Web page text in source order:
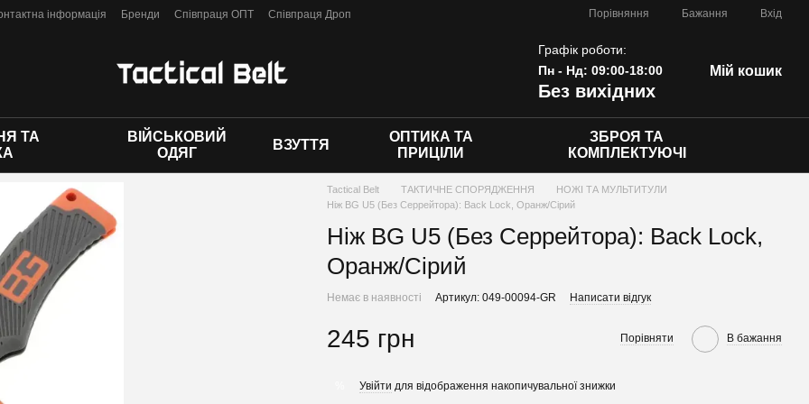
інформація Бренди Співпраця ОПТ
Співпраця Дроп
Порівняння Бажання Вхід
Графік роботи:
Пн - Нд: 09:00-18:00
Без вихідних
Мій кошик
ТА
ВІЙСЬКОВИЙ
ОДЯГ
ВЗУТТЯ
ОПТИКА ТА
ПРИЦІЛИ
ЗБРОЯ ТА
КОМПЛЕКТУЮЧІ
Tactical Belt ТАКТИЧНЕ СПОРЯДЖЕННЯ
НОЖІ ТА МУЛЬТИТУЛИ
Ніж BG U5 (Без Серрейтора): Back Lock, Оранж/Сірий
Ніж BG U5 (Без Серрейтора): Back Lock,
Оранж/Сірий
Немає в наявності Артикул: 049-00094-GR Написати відгук
245 грн Порівняти В бажання
Увійти для відображення накопичувальної знижки